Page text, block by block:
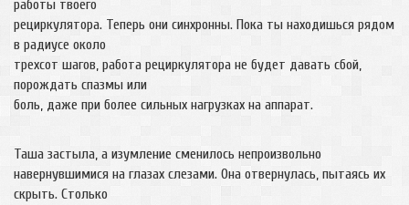
работы твоего
рециркулятора. Теперь они синхронны. Пока ты находишься рядом
в радиусе около
трехсот шагов, работа рециркулятора не будет давать сбой,
порождать спазмы или
боль, даже при более сильных нагрузках на аппарат.
Таша застыла, а изумление сменилось непроизвольно
навернувшимися на глазах слезами. Она отвернулась, пытаясь их
скрыть. Столько